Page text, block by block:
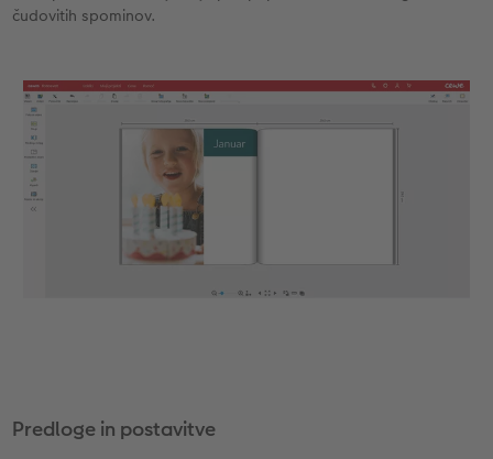
čudovitih spominov.
Predloge in postavitve